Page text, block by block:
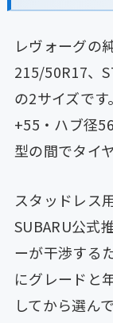
レヴォーグの
215/50R17、
の2サイズで
+55・ハブ径
型の間でタイ
スタッドレス
SUBARU公式
ーが干渉する
にグレードと
してから選ん